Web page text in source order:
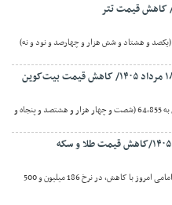
اقتصادنیوز:قیمت تتر امروز با کاهش، به 186,499 (یکصد و هشتاد و شش هزار و چهارصد و نود و نه)
اقتصادنیوز:بیت کوین امروز با کاهش 0.2 درصدی به 64,855 (شصت و چهار هزار و هشتصد و پنجاه و
اقتصادنیوز: قیمت طلای 18 عیار نزولی شد و سکه امامی امروز با کاهش، در نرخ 186 میلیون و 500